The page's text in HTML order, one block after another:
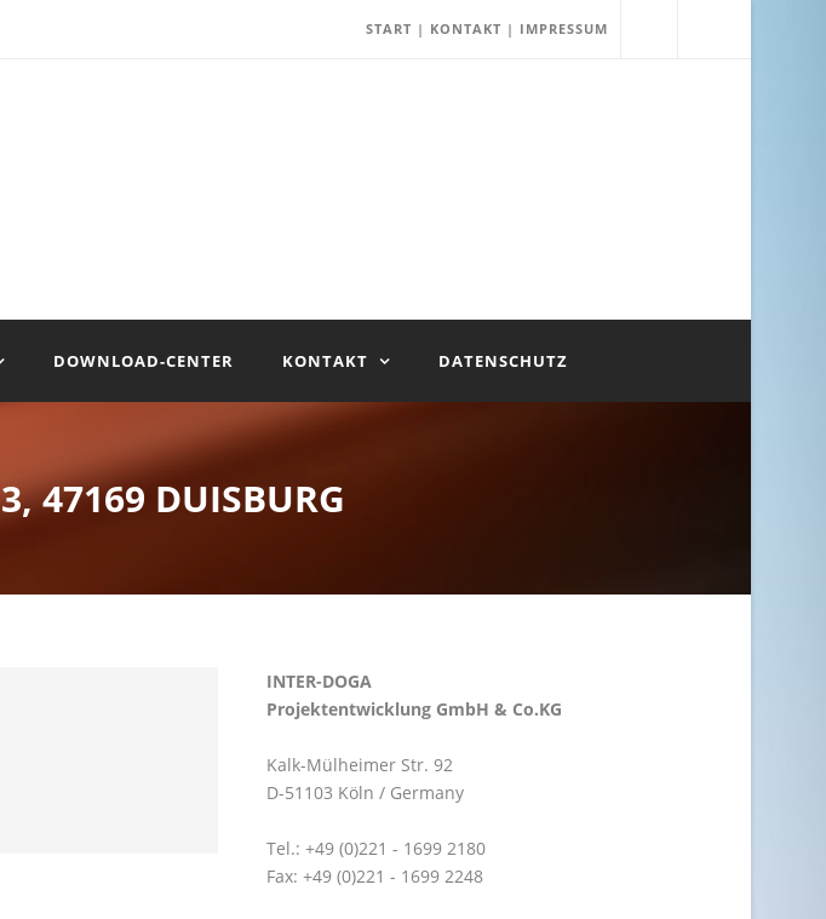
START | KONTAKT | IMPRESSUM
DOWNLOAD-CENTER KONTAKT DATENSCHUTZ
47169 DUISBURG
INTER-DOGA
Projektentwicklung GmbH & Co.KG
Kalk-Mülheimer Str. 92
D-51103 Köln / Germany
Tel.: +49 (0)221 - 1699 2180
Fax: +49 (0)221 - 1699 2248